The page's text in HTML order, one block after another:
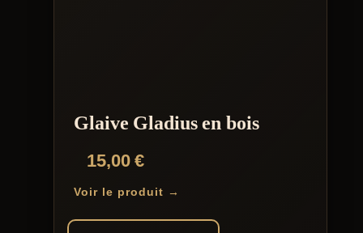
Glaive Gladius en bois
15,00€
Voir le produit →